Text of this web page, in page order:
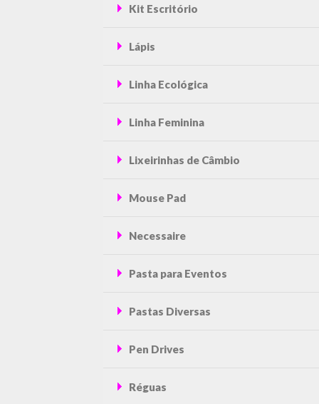
Kit Escritório
Lápis
Linha Ecológica
Linha Feminina
Lixeirinhas de Câmbio
Mouse Pad
Necessaire
Pasta para Eventos
Pastas Diversas
Pen Drives
Réguas